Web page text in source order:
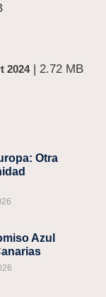
2024| 2.72 MB
Otra
Azul